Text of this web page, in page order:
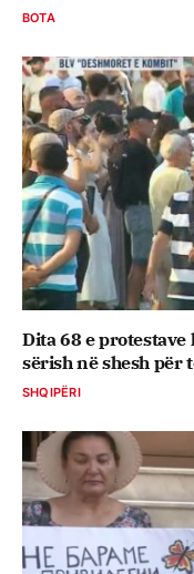
BOTA
Dita 68 e
sërish në shesh për
SHQIPËRI